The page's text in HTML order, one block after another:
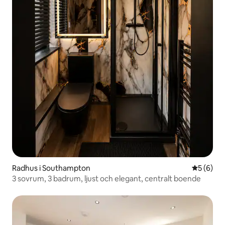
Radhus i Southampton 5 av 5 i
5 (6)
3 sovrum, 3 badrum, ljust och elegant, centralt boende